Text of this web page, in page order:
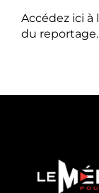
Accédez ici à
du reportage.